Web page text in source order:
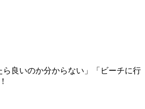
良いのか分からない」「ビーチに行